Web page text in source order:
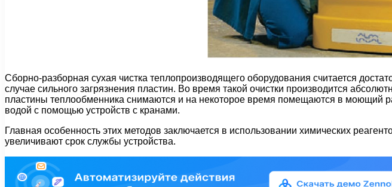
Сборно-разборная сухая чистка теплопроизводящего оборудования считается
случае сильного загрязнения пластин. Во время такой очистки производится
пластины теплообменника снимаются и на некоторое время помещаются в
водой с помощью устройств с кранами.
Главная особенность этих методов заключается в использовании химических
увеличивают срок службы устройства.